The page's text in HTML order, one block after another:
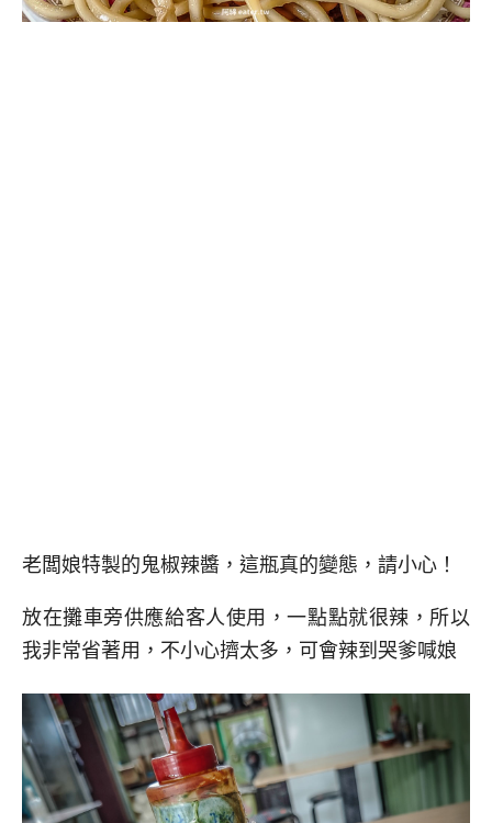
老闆娘特製的鬼椒辣醬，這瓶真的變態，請小心！
放在攤車旁供應給客人使用，一點點就很辣，所以
我非常省著用，不小心擠太多，可會辣到哭爹喊娘